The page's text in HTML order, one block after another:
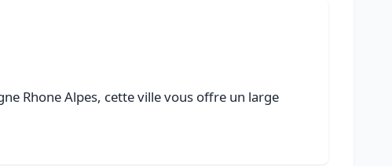
Rhone Alpes, cette ville vous offre un large